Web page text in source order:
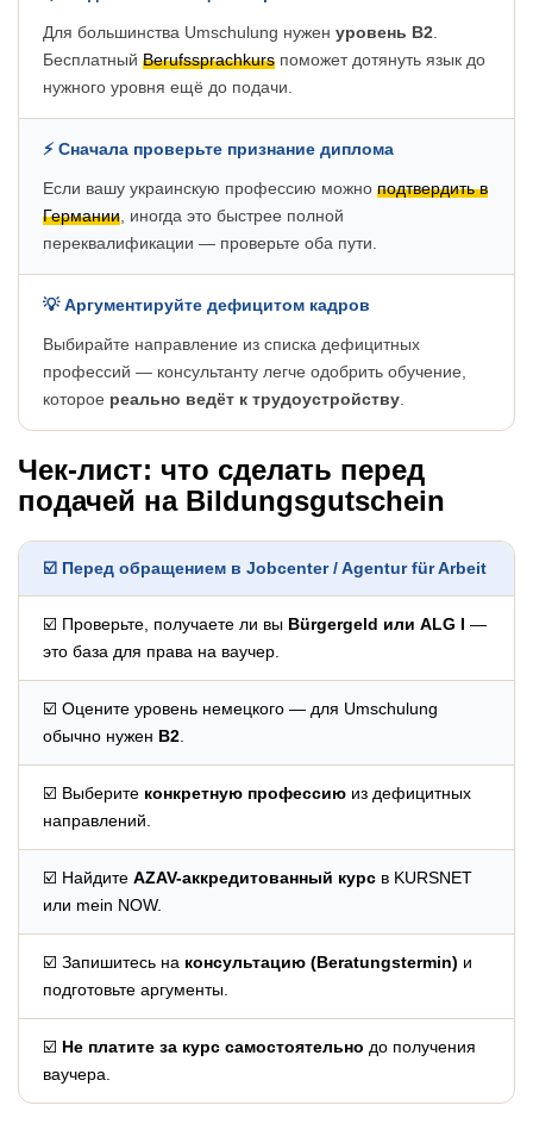
Для большинства Umschulung нужен уровень B2
Бесплатный Berufssprachkurs поможет дотянуть язык до
нужного уровня ещё до подачи.
⚡ Сначала проверьте признание диплома
Если вашу украинскую профессию можно подтвердить в
Германии , иногда это быстрее полной
переквалификации — проверьте оба пути.
💡 Аргументируйте дефицитом кадров
Выбирайте направление из списка дефицитных
профессий — консультанту легче одобрить обучение,
которое реально ведёт к трудоустройству
Чек-лист: что сделать перед
подачей на Bildungsgutschein
☑️ Перед обращением в Jobcenter / Agentur für Arbeit
☑️ Проверьте, получаете ли вы Bürgergeld или ALG I —
это база для права на ваучер.
☑️ Оцените уровень немецкого — для Umschulung
обычно нужен B2
☑️ Выберите конкретную профессию из дефицитных
направлений.
☑️ Найдите AZAV-аккредитованный курс в KURSNET
или mein NOW.
☑️ Запишитесь на консультацию (Beratungstermin) и
подготовьте аргументы.
☑️ Не платите за курс самостоятельно до получения
ваучера.